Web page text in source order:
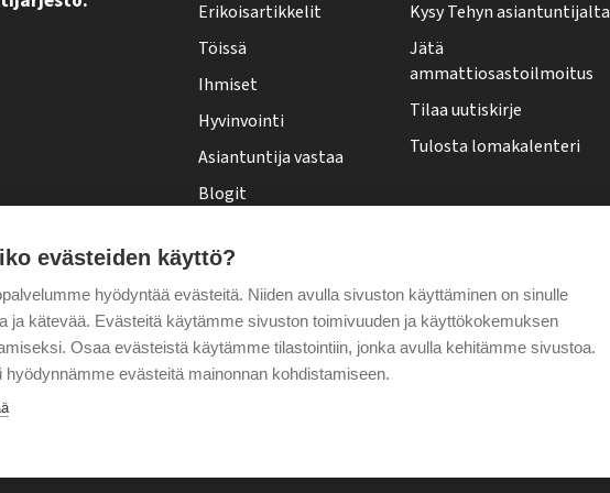
y
-
l
e
h
t
f
o
o
t
Erikoisartikkelit
Töissä
Ihmiset
Hyvinvointi
Asiantuntija vastaa
Blogit
Pääkirjoitus
Puheenjohtajalta
Kysy Tehyn asiantuntijalta
Jätä
ammattiosastoilmoitus
Tilaa uutiskirje
Tulosta lomakalenteri
evästeiden käyttö?
hyödyntää evästeitä. Niiden avulla sivuston käyttäminen on sinulle
ja kätevää. Evästeitä käytämme sivuston toimivuuden ja käyttökokemuksen
Osaa evästeistä käytämme tilastointiin, jonka avulla kehitämme sivustoa.
hyödynnämme evästeitä mainonnan kohdistamiseen.